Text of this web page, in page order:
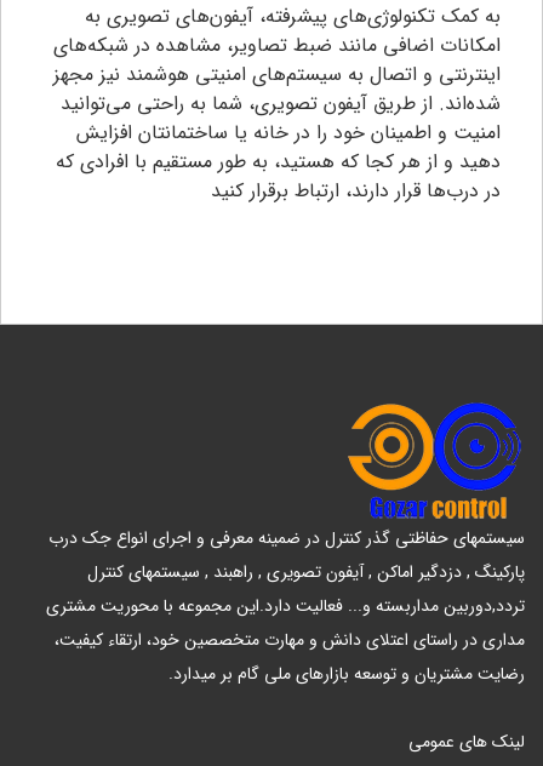
به کمک تکنولوژی‌های پیشرفته، آیفون‌های تصویری به
امکانات اضافی مانند ضبط تصاویر، مشاهده در شبکه‌های
اینترنتی و اتصال به سیستم‌های امنیتی هوشمند نیز مجهز
شده‌اند. از طریق آیفون تصویری، شما به راحتی می‌توانید
امنیت و اطمینان خود را در خانه یا ساختمانتان افزایش
دهید و از هر کجا که هستید، به طور مستقیم با افرادی که
در درب‌ها قرار دارند، ارتباط برقرار کنید
سیستمهای حفاظتی گذر کنترل در ضمینه معرفی و اجرای انواع جک درب
پارکینگ , دزدگیر اماکن , آیفون تصویری , راهبند , سیستمهای کنترل
تردد,دوربین مداربسته و... فعالیت دارد.این مجموعه با محوریت مشتری
مداری در راستای اعتلای دانش و مهارت متخصصین خود، ارتقاء کیفیت،
رضایت مشتریان و توسعه بازارهای ملی گام بر میدارد.
لینک های عمومی